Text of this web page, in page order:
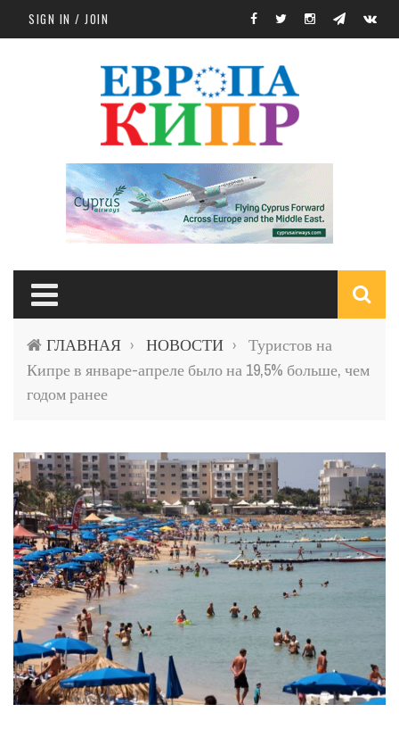
Skip to main content
SIGN IN / JOIN
ГЛАВНАЯ › НОВОСТИ ›
Туристов на
Кипре в январе-апреле было на 19,5% больше, чем
годом ранее